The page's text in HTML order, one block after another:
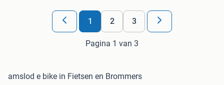
1 2 3
Pagina 1 van 3
amslod e bike in Fietsen en Brommers